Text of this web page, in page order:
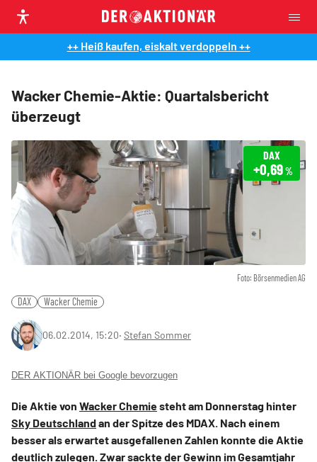
++ Heiß kaufen, eiskalt verdoppeln ++
Wacker Chemie-Aktie: Quartalsbericht
überzeugt
Foto: Börsenmedien AG
DAX
+0,69%
DAX Wacker Chemie
06.02.2014, 15:20‧ Stefan Sommer
DER AKTIONÄR bei Google bevorzugen
Die Aktie von Wacker Chemiesteht am Donnerstag hinter
Sky Deutschlandan der Spitze des MDAX. Nach einem
besser als erwartet ausgefallenen Zahlen konnte die Aktie
deutlich zulegen. Zwar sackte der Gewinn im Gesamtjahr